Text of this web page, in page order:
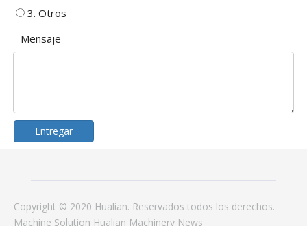
3. Otros
Mensaje
Entregar
Copyright © 2020 Hualian. Reservados todos los derechos.
Machine Solution Hualian Machinery News